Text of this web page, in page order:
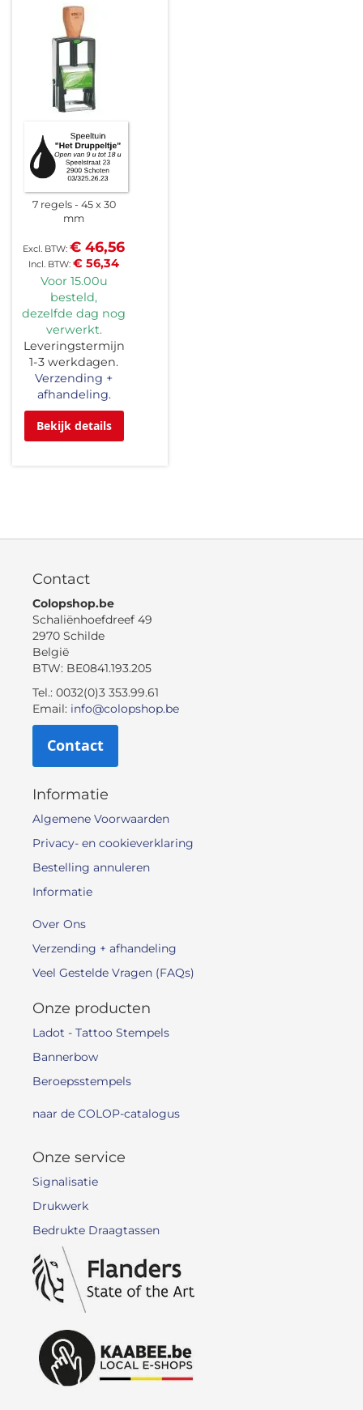
7 regels
45 x 30
mm
€ 56,34
€ 46,56
Voor 15.00u
besteld,
dezelfde dag nog
verwerkt.
Leveringstermijn
1-3 werkdagen.
Verzending +
afhandeling.
Bekijk details
Contact
Colopshop.be
Schaliënhoefdreef 49
2970 Schilde
België
BTW: BE0841.193.205
Tel.: 0032(0)3 353.99.61
Email: info@colopshop.be
Contact
Informatie
Algemene Voorwaarden
Privacy- en cookieverklaring
Bestelling annuleren
Informatie
Over Ons
Verzending + afhandeling
Veel Gestelde Vragen (FAQs)
Onze producten
Ladot - Tattoo Stempels
Bannerbow
Beroepsstempels
naar de COLOP-catalogus
Onze service
Signalisatie
Drukwerk
Bedrukte Draagtassen